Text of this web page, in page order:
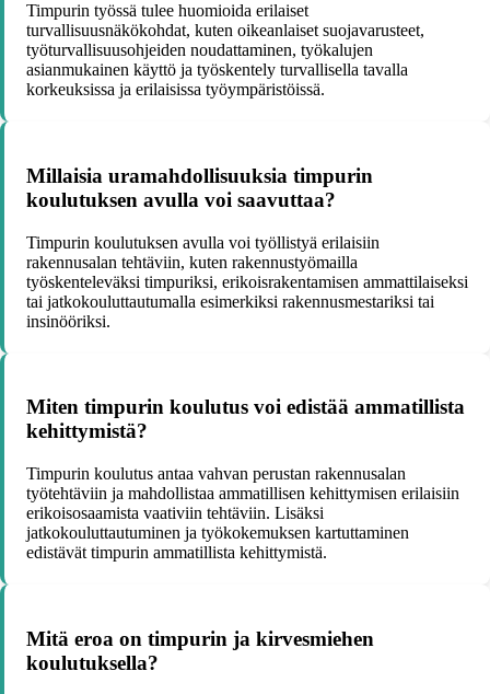
Timpurin työssä tulee huomioida erilaiset
turvallisuusnäkökohdat, kuten oikeanlaiset suojavarusteet,
työturvallisuusohjeiden noudattaminen, työkalujen
asianmukainen käyttö ja työskentely turvallisella tavalla
korkeuksissa ja erilaisissa työympäristöissä.
Millaisia uramahdollisuuksia timpurin
koulutuksen avulla voi saavuttaa?
Timpurin koulutuksen avulla voi työllistyä erilaisiin
rakennusalan tehtäviin, kuten rakennustyömailla
työskenteleväksi timpuriksi, erikoisrakentamisen ammattilaiseksi
tai jatkokouluttautumalla esimerkiksi rakennusmestariksi tai
insinööriksi.
Miten timpurin koulutus voi edistää ammatillista
kehittymistä?
Timpurin koulutus antaa vahvan perustan rakennusalan
työtehtäviin ja mahdollistaa ammatillisen kehittymisen erilaisiin
erikoisosaamista vaativiin tehtäviin. Lisäksi
jatkokouluttautuminen ja työkokemuksen kartuttaminen
edistävät timpurin ammatillista kehittymistä.
Mitä eroa on timpurin ja kirvesmiehen
koulutuksella?